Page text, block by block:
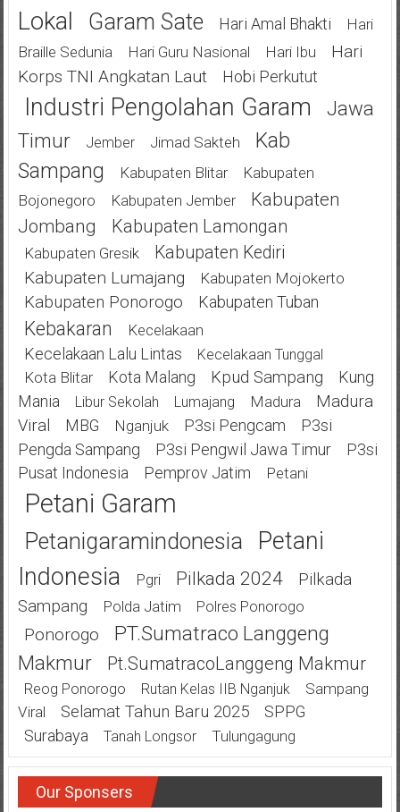
Lokal
Garam Sate Hari Amal Bhakti
Hari
Braille Sedunia
Hari Guru Nasional Hari Ibu
Hari
Korps TNI Angkatan Laut
Hobi Perkutut
Industri Pengolahan Garam
Jawa
Timur
Jember Jimad Sakteh
Kab
Sampang
Kabupaten Blitar
Kabupaten
Bojonegoro
Kabupaten Jember
Kabupaten
Jombang
Kabupaten Lamongan
Kabupaten Gresik
Kabupaten Kediri
Kabupaten Lumajang
Kabupaten Mojokerto
Kabupaten Ponorogo Kabupaten Tuban
Kebakaran Kecelakaan
Kecelakaan Lalu Lintas Kecelakaan Tunggal
Kota Blitar Kota Malang Kpud Sampang
Kung
Mania
Libur Sekolah Lumajang Madura
Madura
Viral
MBG Nganjuk P3si Pengcam
P3si
Pengda Sampang
P3si Pengwil Jawa Timur
P3si
Pusat Indonesia
Pemprov Jatim Petani
Petani Garam
Petanigaramindonesia
Petani
Indonesia
Pgri Pilkada 2024
Pilkada
Sampang
Polda Jatim Polres Ponorogo
Ponorogo
PT.Sumatraco Langgeng
Makmur
Pt.SumatracoLanggeng Makmur
Reog Ponorogo Rutan Kelas IIB Nganjuk
Sampang
Viral
Selamat Tahun Baru 2025
SPPG
Surabaya
Tanah Longsor Tulungagung
Our Sponsers